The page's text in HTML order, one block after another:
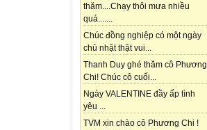
thăm....Chạy thôi mưa nhiều
quá.......
Chúc đồng nghiệp có một ngày
chủ nhật thật vui...
Thanh Duy ghé thăm cô Phương
Chi! Chúc cô cuối...
Ngày VALENTINE đầy ấp tình
yêu ...
TVM xin chào cô Phương Chi !